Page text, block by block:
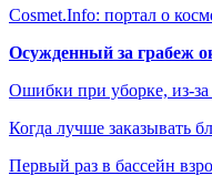
Cosmet.Info: портал о
Осужденный за грабеж
Ошибки при уборке, из-за
Когда лучше заказывать
Первый раз в бассейн